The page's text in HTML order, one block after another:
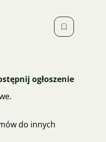
ogłoszenie
do innych